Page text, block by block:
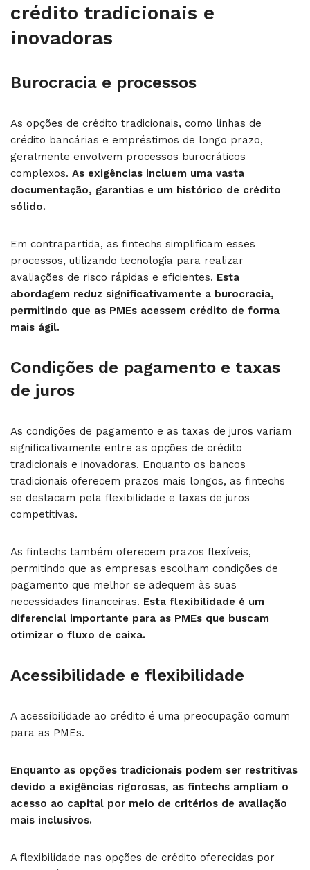
crédito tradicionais e
inovadoras
Burocracia e processos
As opções de crédito tradicionais, como linhas de
crédito bancárias e empréstimos de longo prazo,
geralmente envolvem processos burocráticos
complexos. As exigências incluem uma vasta
documentação, garantias e um histórico de crédito
sólido.
Em contrapartida, as fintechs simplificam esses
processos, utilizando tecnologia para realizar
avaliações de risco rápidas e eficientes. Esta
abordagem reduz significativamente a burocracia,
permitindo que as PMEs acessem crédito de forma
mais ágil.
Condições de pagamento e taxas
de juros
As condições de pagamento e as taxas de juros variam
significativamente entre as opções de crédito
tradicionais e inovadoras. Enquanto os bancos
tradicionais oferecem prazos mais longos, as fintechs
se destacam pela flexibilidade e taxas de juros
competitivas.
As fintechs também oferecem prazos flexíveis,
permitindo que as empresas escolham condições de
pagamento que melhor se adequem às suas
necessidades financeiras. Esta flexibilidade é um
diferencial importante para as PMEs que buscam
otimizar o fluxo de caixa.
Acessibilidade e flexibilidade
A acessibilidade ao crédito é uma preocupação comum
para as PMEs.
Enquanto as opções tradicionais podem ser restritivas
devido a exigências rigorosas, as fintechs ampliam o
acesso ao capital por meio de critérios de avaliação
mais inclusivos.
A flexibilidade nas opções de crédito oferecidas por